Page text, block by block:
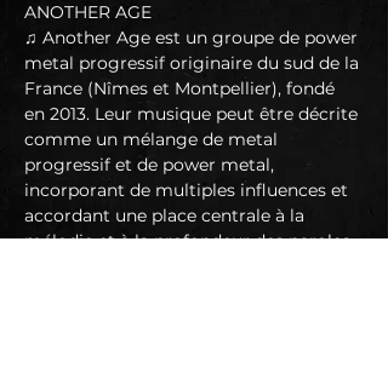
ANOTHER AGE
♫ Another Age est un groupe de power
metal progressif originaire du sud de la
France (Nîmes et Montpellier), fondé
en 2013. Leur musique peut être décrite
comme un mélange de metal
progressif et de power metal,
incorporant de multiples influences et
accordant une place centrale à la
mélodie et à la profondeur des paroles.